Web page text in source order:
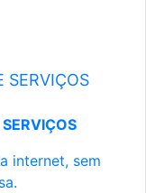
SERVIÇOS
internet, sem